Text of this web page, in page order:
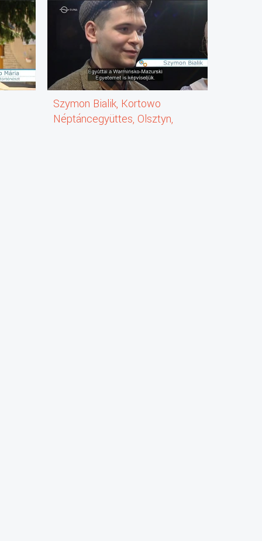
Szymon Bialik, Kortowo
Néptáncegyüttes, Olsztyn,